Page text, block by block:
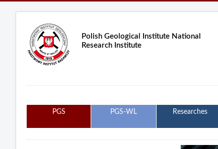
Polish Geological Institute National
Research Institute
PGS PGS-WL Researches